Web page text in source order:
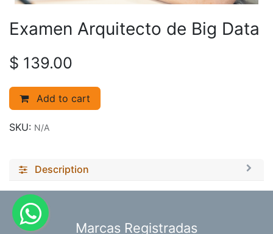
Examen Arquitecto de Big Data
$ 139.00
Add to cart
SKU: N/A
Description
​Marcas Registradas